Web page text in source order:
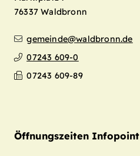
76337 Waldbronn
gemeinde@waldbronn.de
07243 609-0
07243 609-89
Öffnungszeiten Infopoint